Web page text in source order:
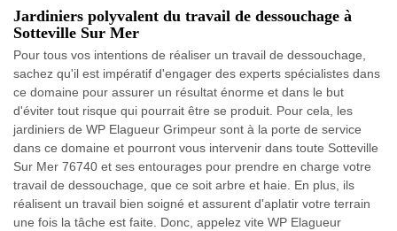
Jardiniers polyvalent du travail de dessouchage à
Sotteville Sur Mer
Pour tous vos intentions de réaliser un travail de dessouchage,
sachez qu'il est impératif d'engager des experts spécialistes dans
ce domaine pour assurer un résultat énorme et dans le but
d'éviter tout risque qui pourrait être se produit. Pour cela, les
jardiniers de WP Elagueur Grimpeur sont à la porte de service
dans ce domaine et pourront vous intervenir dans toute Sotteville
Sur Mer 76740 et ses entourages pour prendre en charge votre
travail de dessouchage, que ce soit arbre et haie. En plus, ils
réalisent un travail bien soigné et assurent d'aplatir votre terrain
une fois la tâche est faite. Donc, appelez vite WP Elagueur